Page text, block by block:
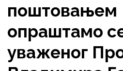
поштовањем
опраштамо
уваженог